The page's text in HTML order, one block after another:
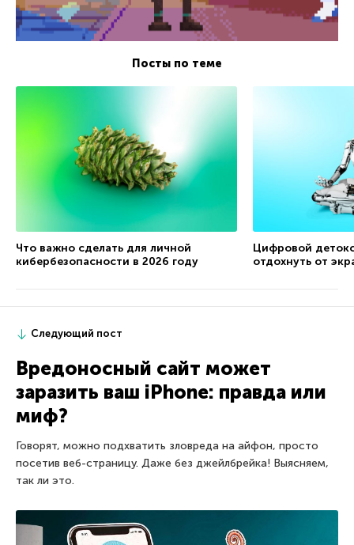
Посты по теме
Что важно сделать для личной
кибербезопасности в 2026 году
Цифровой
отдохнуть от
Следующий пост
Вредоносный сайт может
заразить ваш iPhone: правда или
миф?
Говорят, можно подхватить зловреда на айфон, просто
посетив веб-страницу. Даже без джейлбрейка! Выясняем,
так ли это.